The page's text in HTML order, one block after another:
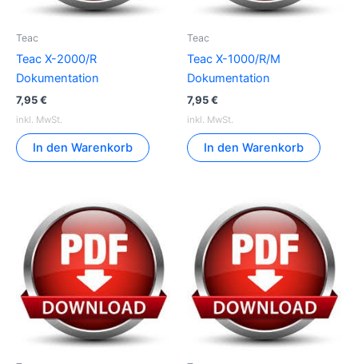
Teac
Teac X-2000/R
Dokumentation
7,95€
inkl. MwSt.
In den Warenkorb
Teac
Teac X-1000/R/M
Dokumentation
7,95€
inkl. MwSt.
In den Warenkorb